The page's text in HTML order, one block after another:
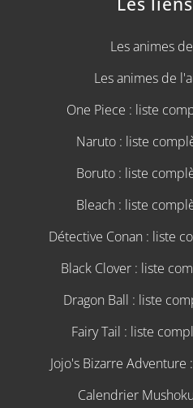
Les animes
Les animes de
One Piece : liste
Naruto : liste
Boruto : liste
Bleach : liste
Détective Conan : liste
Black Clover : liste
Dragon Ball : liste
Fairy Tail : liste
Jojo's Bizarre
Calendrier